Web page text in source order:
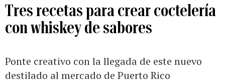
Tres recetas para crear coctelería
con whiskey de sabores
Ponte creativo con la llegada de este nuevo
destilado al mercado de Puerto Rico